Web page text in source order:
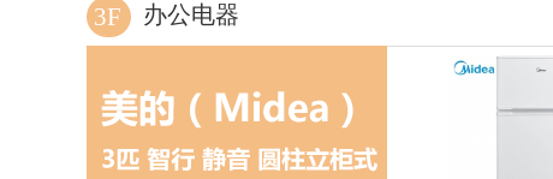
3F 办公电器